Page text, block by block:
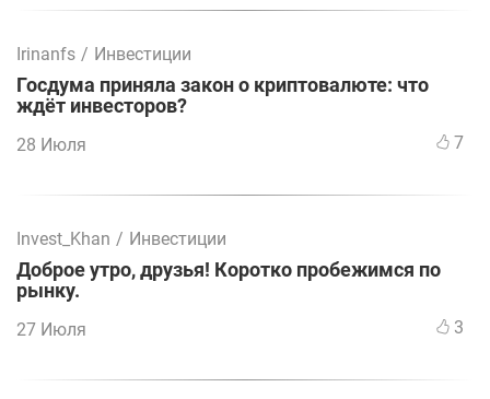
Irinanfs / Инвестиции
Госдума приняла закон о криптовалюте: что
ждёт инвесторов?
28 Июля 7
Invest_Khan / Инвестиции
Доброе утро, друзья! Коротко пробежимся по
рынку.
27 Июля 3